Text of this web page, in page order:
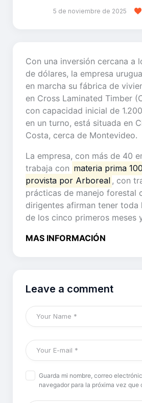
5 de noviembre de 2025
Con una inversión cercana a
de dólares, la empresa
en marcha su fábrica de
en Cross Laminated Timber
con capacidad inicial de
en un turno, está situada en
Costa, cerca de Montevideo.
La empresa, con más de 40
trabaja con materia prima
provista por Arboreal , con
prácticas de manejo forestal
dirigentes afirman tener toda
de los cinco primeros meses
MAS INFORMACIÓN
Leave a comment
Guarda mi nombre, correo
navegador para la próxima vez que